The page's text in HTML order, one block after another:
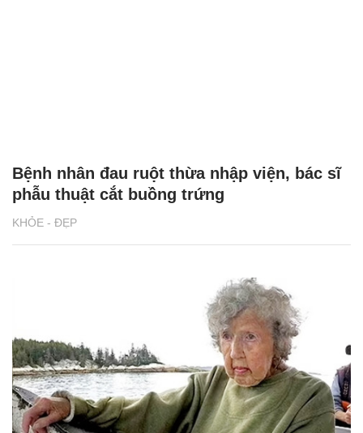
KHỎE - ĐẸP
Bệnh nhân đau ruột thừa nhập viện, bác sĩ
phẫu thuật cắt buồng trứng